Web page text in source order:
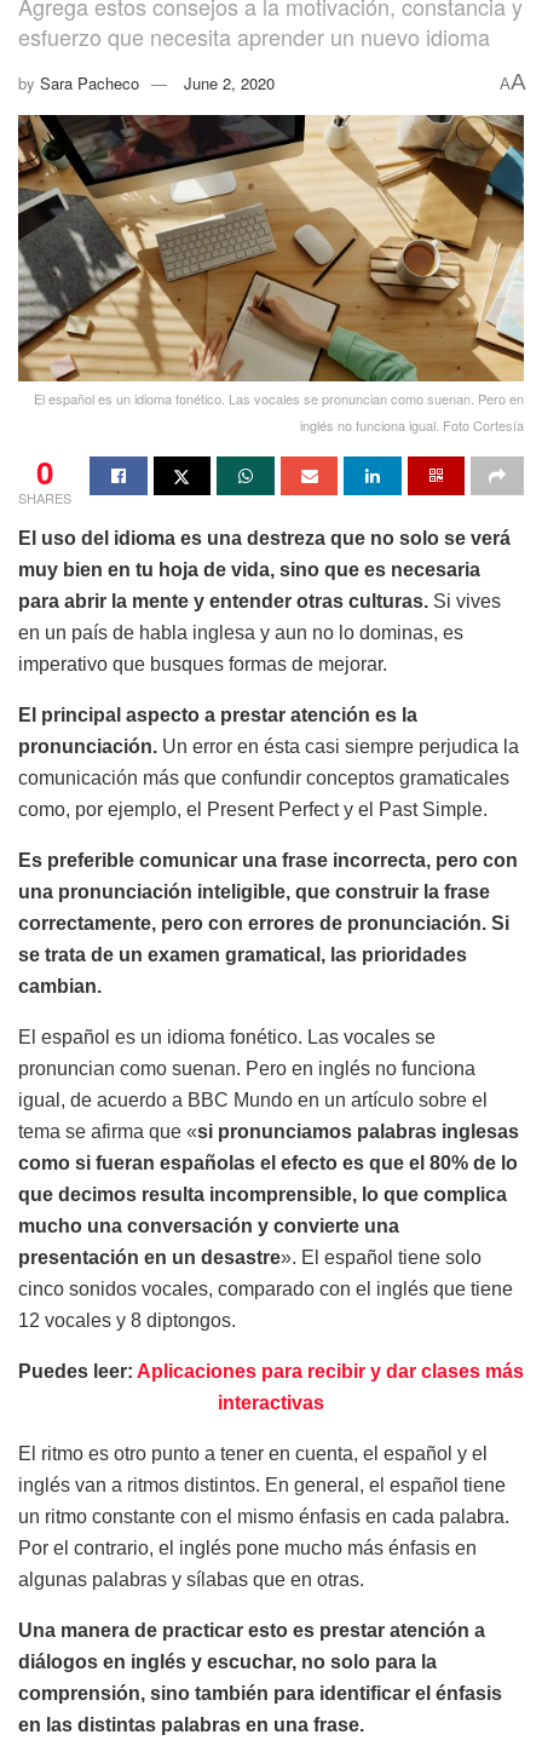
esfuerzo que necesita aprender un nuevo idioma
by Sara Pacheco June 2, 2020 AA
El español es un idioma fonético. Las vocales se pronuncian como suenan. Pero en
inglés no funciona igual. Foto Cortesía
0
SHARES
El uso del idioma es una destreza que no solo se verá
muy bien en tu hoja de vida, sino que es necesaria
para abrir la mente y entender otras culturas. Si vives
en un país de habla inglesa y aun no lo dominas, es
imperativo que busques formas de mejorar.
El principal aspecto a prestar atención es la
pronunciación. Un error en ésta casi siempre perjudica la
comunicación más que confundir conceptos gramaticales
como, por ejemplo, el Present Perfect y el Past Simple.
Es preferible comunicar una frase incorrecta, pero con
una pronunciación inteligible, que construir la frase
correctamente, pero con errores de pronunciación. Si
se trata de un examen gramatical, las prioridades
cambian.
El español es un idioma fonético. Las vocales se
pronuncian como suenan. Pero en inglés no funciona
igual, de acuerdo a BBC Mundo en un artículo sobre el
tema se afirma que «si pronunciamos palabras inglesas
como si fueran españolas el efecto es que el 80% de lo
que decimos resulta incomprensible, lo que complica
mucho una conversación y convierte una
presentación en un desastre». El español tiene solo
cinco sonidos vocales, comparado con el inglés que tiene
12 vocales y 8 diptongos.
Puedes leer: Aplicaciones para recibir y dar clases más
interactivas
El ritmo es otro punto a tener en cuenta, el español y el
inglés van a ritmos distintos. En general, el español tiene
un ritmo constante con el mismo énfasis en cada palabra.
Por el contrario, el inglés pone mucho más énfasis en
algunas palabras y sílabas que en otras.
Una manera de practicar esto es prestar atención a
diálogos en inglés y escuchar, no solo para la
comprensión, sino también para identificar el énfasis
en las distintas palabras en una frase.